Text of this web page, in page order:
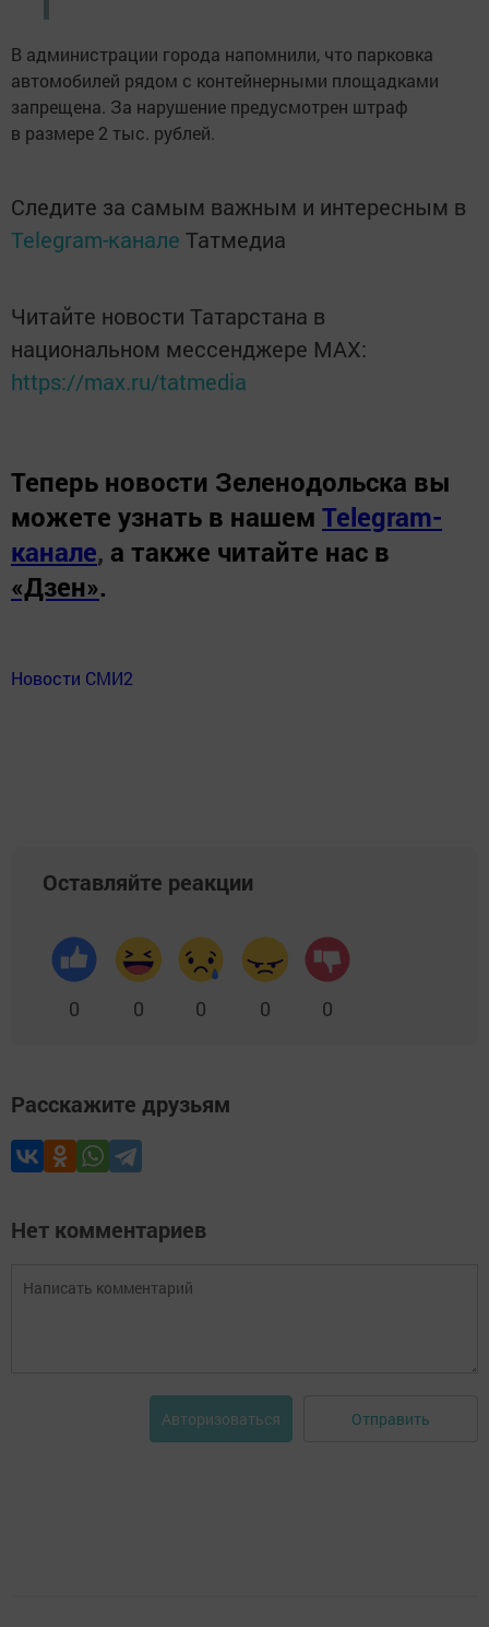
В администрации города напомнили, что парковка
автомобилей рядом с контейнерными площадками
запрещена. За нарушение предусмотрен штраф
в размере 2 тыс. рублей.
Следите за самым важным и интересным в
Telegram-канале Татмедиа
Читайте новости Татарстана в
национальном мессенджере MАХ:
https://max.ru/tatmedia
Теперь новости Зеленодольска вы
можете узнать в нашем Telegram-
канале, а также читайте нас в
«Дзен».
Новости СМИ2
Оставляйте реакции
0 0 0 0 0
Расскажите друзьям
Нет комментариев
Авторизоваться Отправить